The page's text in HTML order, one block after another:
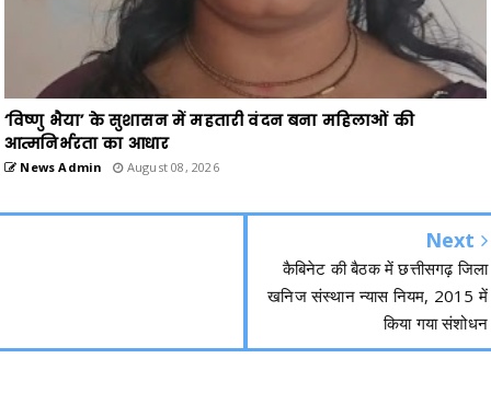
‘विष्णु भैया’ के सुशासन में महतारी वंदन बना महिलाओं की
आत्मनिर्भरता का आधार
News Admin August 08, 2026
Next
कैबिनेट की बैठक में छत्तीसगढ़ जिला
खनिज संस्थान न्यास नियम, 2015 में
किया गया संशोधन